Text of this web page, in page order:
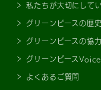
私たちが大切にして
グリーンピースの歴史
グリーンピースの協
グリーンピースVoice
よくあるご質問